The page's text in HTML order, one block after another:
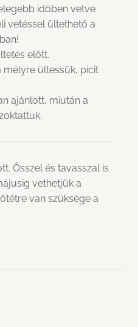
időben vetve
vetéssel ültethető a
előtt.
mélyre ültessük, picit
ajánlott, miután a
Ősszel és tavasszal is
vethetjük a
van szüksége a